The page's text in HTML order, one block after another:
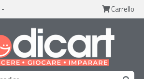
- Carrello